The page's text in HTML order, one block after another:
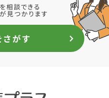
相談できる
見つかります
がす